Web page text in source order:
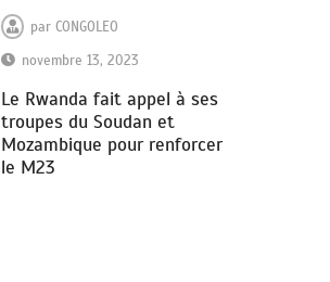
par CONGOLEO
novembre 13, 2023
Le Rwanda fait appel à ses
troupes du Soudan et
Mozambique pour renforcer
le M23